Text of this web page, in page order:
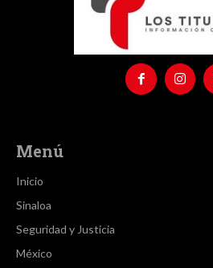
Menú
Inicio
Sinaloa
Seguridad y Justicia
México